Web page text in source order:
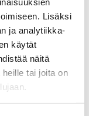
Lisäksi
ja analytiikka-
käytät
näitä
tai joita on
ja
tulisi olla